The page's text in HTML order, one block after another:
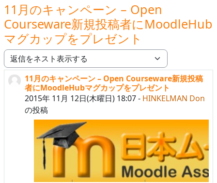
11月のキャンペーン – Open
Courseware新規投稿者にMoodleHub
マグカップをプレゼント
表示モード
11月のキャンペーン – Open Courseware新規投稿
者にMoodleHubマグカップをプレゼント
2015年 11月 12日(木曜日) 18:07- HINKELMAN Don
の投稿
返信数: 0